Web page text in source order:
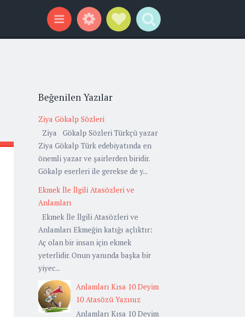
Menu WidgetsSocial Links
Search
Beğenilen Yazılar
Ziya Gökalp Sözleri
Ziya Gökalp Sözleri Türkçü yazar
Ziya Gökalp Türk edebiyatında en
önemli yazar ve şairlerden biridir.
Gökalp eserleri ile gerekse de y...
Ekmek İle İlgili Atasözleri ve
Anlamları
Ekmek İle İlgili Atasözleri ve
Anlamları Ekmeğin katığı açlıktır:
Aç olan bir insan için ekmek
yeterlidir. Onun yanında başka bir
yiyec...
Anlamları Kısa 10 Deyim
10 Atasözü Yazınız
Anlamları Kısa 10 Deyim